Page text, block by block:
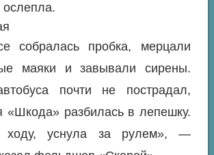
собралась пробка, мерцали
маяки и завывали сирены.
почти не пострадал,
«Шкода» разбилась в лепешку.
ходу, уснула за рулем», —